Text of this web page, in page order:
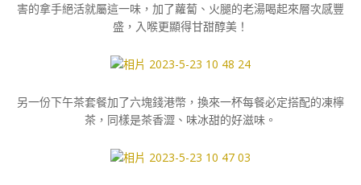
害的拿手絕活就屬這一味，加了蘿蔔、火腿的老湯喝起來層次感豐
盛，入喉更顯得甘甜醇美！
另一份下午茶套餐加了六塊錢港幣，換來一杯每餐必定搭配的凍檸
茶，同樣是茶香澀、味冰甜的好滋味。